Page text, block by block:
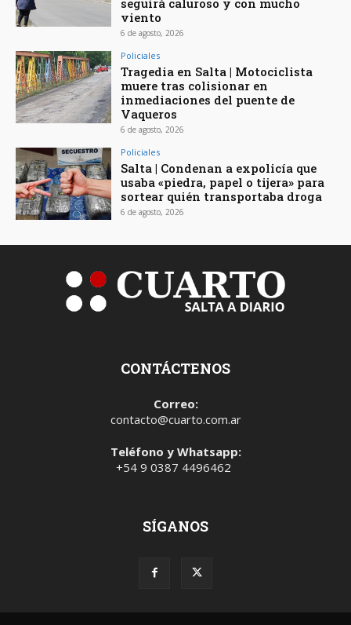
seguirá caluroso y con mucho
viento
6 de agosto, 2026
Policiales
Tragedia en Salta | Motociclista
muere tras colisionar en
inmediaciones del puente de
Vaqueros
6 de agosto, 2026
Policiales
Salta | Condenan a expolicía que
usaba «piedra, papel o tijera» para
sortear quién transportaba droga
6 de agosto, 2026
CONTÁCTENOS
Correo:
contacto@cuarto.com.ar
Teléfono y Whatsapp:
+54 9 0387 4496462
SÍGANOS